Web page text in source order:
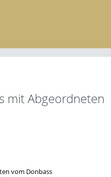
mit Abgeordneten
vom Donbass